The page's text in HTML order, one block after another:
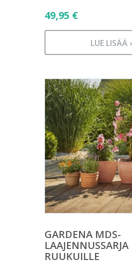
49,95 €
LUE LISÄÄ
GARDENA MDS-
LAAJENNUSSARJA
RUUKUILLE